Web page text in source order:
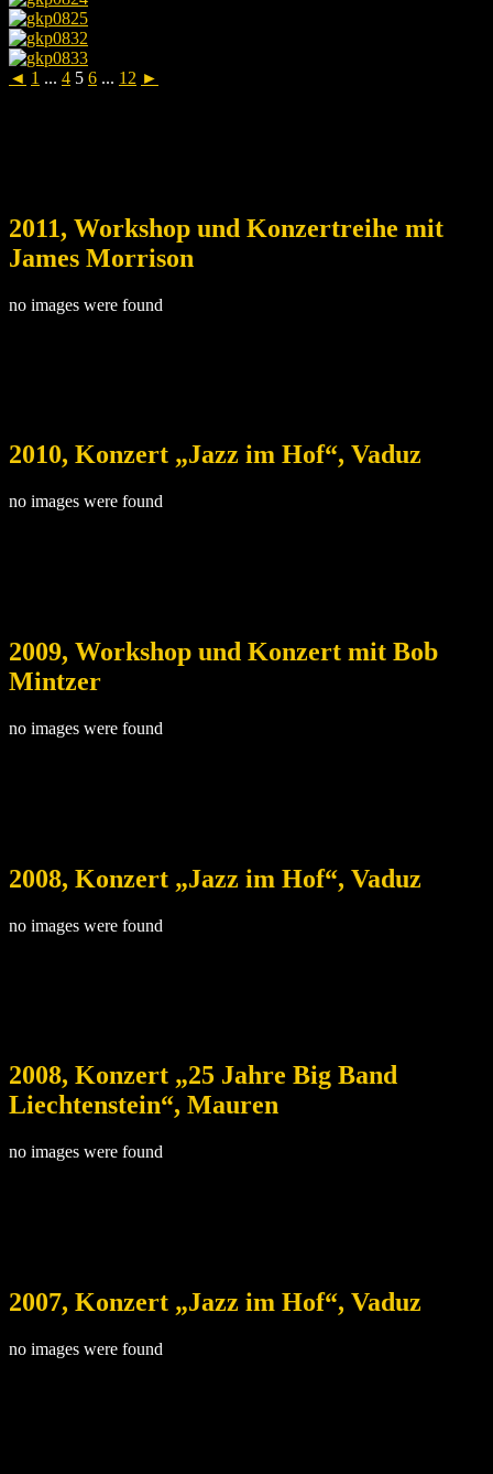
◄ 1 ... 4 5 6 ... 12 ►
2011, Workshop und Konzertreihe mit
James Morrison
no images were found
2010, Konzert „Jazz im Hof“, Vaduz
no images were found
2009, Workshop und Konzert mit Bob
Mintzer
no images were found
2008, Konzert „Jazz im Hof“, Vaduz
no images were found
2008, Konzert „25 Jahre Big Band
Liechtenstein“, Mauren
no images were found
2007, Konzert „Jazz im Hof“, Vaduz
no images were found